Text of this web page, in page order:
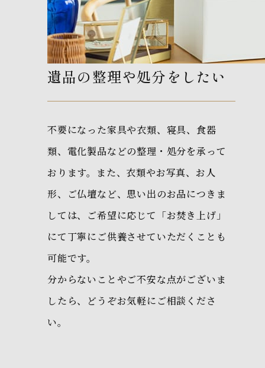
遺品の整理や処分をしたい
不要になった家具や衣類、寝具、食器
類、電化製品などの整理・処分を承って
おります。また、衣類やお写真、お人
形、ご仏壇など、思い出のお品につきま
しては、ご希望に応じて「お焚き上げ」
にて丁寧にご供養させていただくことも
可能です。
分からないことやご不安な点がございま
したら、どうぞお気軽にご相談くださ
い。